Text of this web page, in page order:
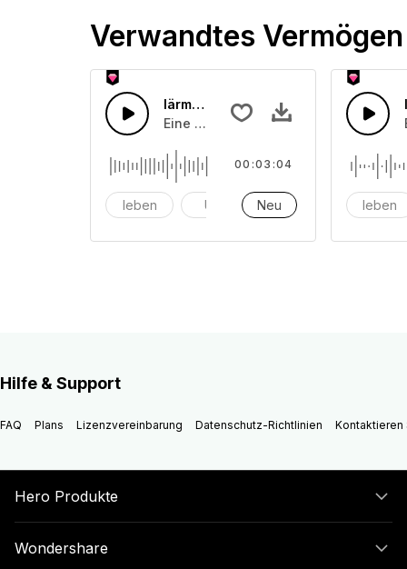
Verwandtes Vermögen
lärmende Menschen 16
Eine Ansammlung lärmenden und
leben Uhr Alarm
00:03:04
Neu leben
Hilfe & Support
FAQ Plans Lizenzvereinbarung Datenschutz-Richtlinien Kontaktieren
Hero Produkte
Wondershare